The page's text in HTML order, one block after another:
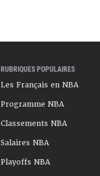
RUBRIQUES POPULAIRES
Les Français en NBA
Programme NBA
Classements NBA
Salaires NBA
Playoffs NBA